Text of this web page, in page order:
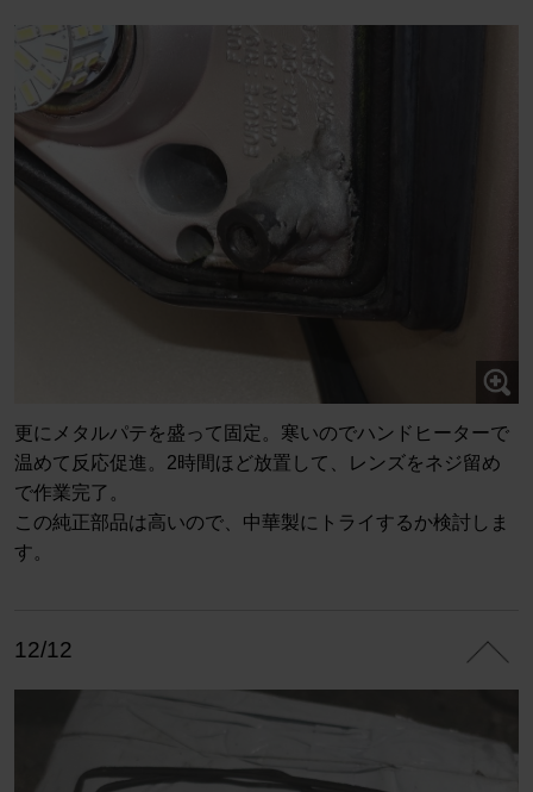
更にメタルパテを盛って固定。寒いのでハンドヒーターで
温めて反応促進。2時間ほど放置して、レンズをネジ留め
で作業完了。
この純正部品は高いので、中華製にトライするか検討しま
す。
12/12